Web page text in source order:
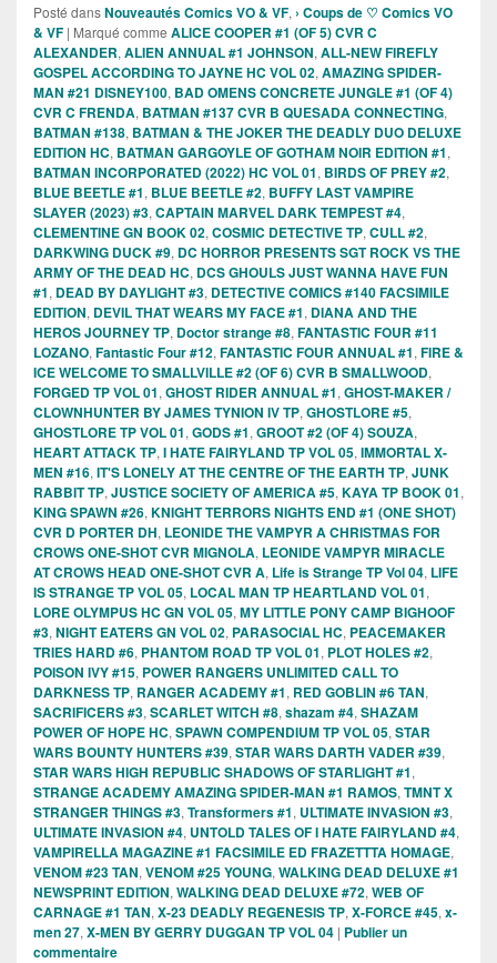
Posté dansNouveautés Comics VO & VF, › Coups de ♡ Comics VO
& VF | Marqué comme ALICE COOPER #1 (OF 5) CVR C
ALEXANDER, ALIEN ANNUAL #1 JOHNSON, ALL-NEW FIREFLY
GOSPEL ACCORDING TO JAYNE HC VOL 02, AMAZING SPIDER-
MAN #21 DISNEY100, BAD OMENS CONCRETE JUNGLE #1 (OF 4)
CVR C FRENDA, BATMAN #137 CVR B QUESADA CONNECTING,
BATMAN #138, BATMAN & THE JOKER THE DEADLY DUO DELUXE
EDITION HC, BATMAN GARGOYLE OF GOTHAM NOIR EDITION #1,
BATMAN INCORPORATED (2022) HC VOL 01, BIRDS OF PREY #2,
BLUE BEETLE #1, BLUE BEETLE #2, BUFFY LAST VAMPIRE
SLAYER (2023) #3, CAPTAIN MARVEL DARK TEMPEST #4,
CLEMENTINE GN BOOK 02, COSMIC DETECTIVE TP, CULL #2,
DARKWING DUCK #9, DC HORROR PRESENTS SGT ROCK VS THE
ARMY OF THE DEAD HC, DCS GHOULS JUST WANNA HAVE FUN
#1, DEAD BY DAYLIGHT #3, DETECTIVE COMICS #140 FACSIMILE
EDITION, DEVIL THAT WEARS MY FACE #1, DIANA AND THE
HEROS JOURNEY TP, Doctor strange #8, FANTASTIC FOUR #11
LOZANO, Fantastic Four #12, FANTASTIC FOUR ANNUAL #1, FIRE &
ICE WELCOME TO SMALLVILLE #2 (OF 6) CVR B SMALLWOOD,
FORGED TP VOL 01, GHOST RIDER ANNUAL #1, GHOST-MAKER /
CLOWNHUNTER BY JAMES TYNION IV TP, GHOSTLORE #5,
GHOSTLORE TP VOL 01, GODS #1, GROOT #2 (OF 4) SOUZA,
HEART ATTACK TP, I HATE FAIRYLAND TP VOL 05, IMMORTAL X-
MEN #16, IT'S LONELY AT THE CENTRE OF THE EARTH TP, JUNK
RABBIT TP, JUSTICE SOCIETY OF AMERICA #5, KAYA TP BOOK 01,
KING SPAWN #26, KNIGHT TERRORS NIGHTS END #1 (ONE SHOT)
CVR D PORTER DH, LEONIDE THE VAMPYR A CHRISTMAS FOR
CROWS ONE-SHOT CVR MIGNOLA, LEONIDE VAMPYR MIRACLE
AT CROWS HEAD ONE-SHOT CVR A, Life is Strange TP Vol 04, LIFE
IS STRANGE TP VOL 05, LOCAL MAN TP HEARTLAND VOL 01,
LORE OLYMPUS HC GN VOL 05, MY LITTLE PONY CAMP BIGHOOF
#3, NIGHT EATERS GN VOL 02, PARASOCIAL HC, PEACEMAKER
TRIES HARD #6, PHANTOM ROAD TP VOL 01, PLOT HOLES #2,
POISON IVY #15, POWER RANGERS UNLIMITED CALL TO
DARKNESS TP, RANGER ACADEMY #1, RED GOBLIN #6 TAN,
SACRIFICERS #3, SCARLET WITCH #8, shazam #4, SHAZAM
POWER OF HOPE HC, SPAWN COMPENDIUM TP VOL 05, STAR
WARS BOUNTY HUNTERS #39, STAR WARS DARTH VADER #39,
STAR WARS HIGH REPUBLIC SHADOWS OF STARLIGHT #1,
STRANGE ACADEMY AMAZING SPIDER-MAN #1 RAMOS, TMNT X
STRANGER THINGS #3, Transformers #1, ULTIMATE INVASION #3,
ULTIMATE INVASION #4, UNTOLD TALES OF I HATE FAIRYLAND #4,
VAMPIRELLA MAGAZINE #1 FACSIMILE ED FRAZETTTA HOMAGE,
VENOM #23 TAN, VENOM #25 YOUNG, WALKING DEAD DELUXE #1
NEWSPRINT EDITION, WALKING DEAD DELUXE #72, WEB OF
CARNAGE #1 TAN, X-23 DEADLY REGENESIS TP, X-FORCE #45, x-
men 27, X-MEN BY GERRY DUGGAN TP VOL 04 | Publier un
commentaire